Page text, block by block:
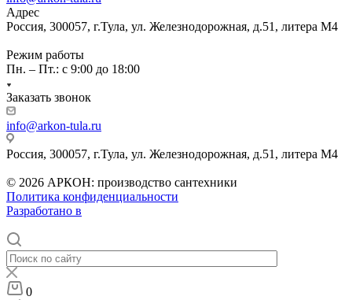
Адрес
Россия, 300057, г.Тула, ул. Железнодорожная, д.51, литера М4
Режим работы
Пн. – Пт.: с 9:00 до 18:00
Заказать звонок
info@arkon-tula.ru
Россия, 300057, г.Тула, ул. Железнодорожная, д.51, литера М4
© 2026 АРКОН: производство сантехники
Политика конфиденциальности
Разработано в
0